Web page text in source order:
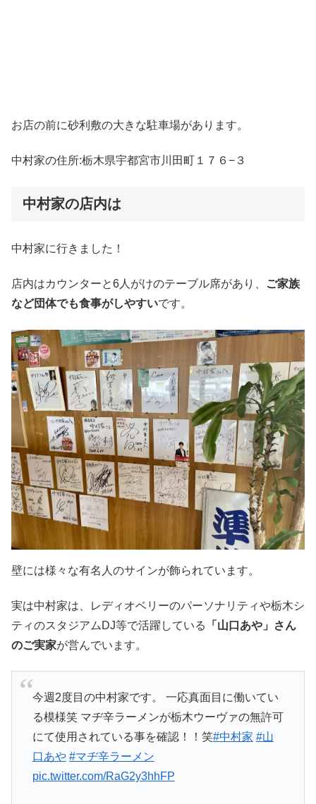
お店の前に砂利敷の大きな駐車場があります。
中村家の住所:栃木県宇都宮市川田町１７６−３
中村家の店内は
中村家に行きました！
店内はカウンターと6人がけのテーブル席があり、
ご家族
など団体でも食事がしやすいです。
壁には様々な有名人のサインが飾られています。
実は中村家は、レディオベリーのパーソナリティや栃木シ
ティのスタジアムDJ等で活躍している
「山口あや」さん
のご実家が営んでいます。
今週2度目の中村家です。 一応真面目に働いてい
る模様笑 マヂ辛ラーメンが栃木ウーヴァの無許可
にて使用されている事を確認！！笑#中村家 #山
口あや #マヂ辛ラーメン
pic.twitter.com/RaG2y3hhFP